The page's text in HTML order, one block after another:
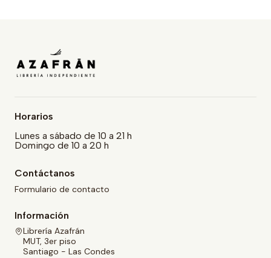
Horarios
Lunes a sábado de 10 a 21 h
Domingo de 10 a 20 h
Contáctanos
Formulario de contacto
Información
Librería Azafrán
MUT, 3er piso
Santiago - Las Condes